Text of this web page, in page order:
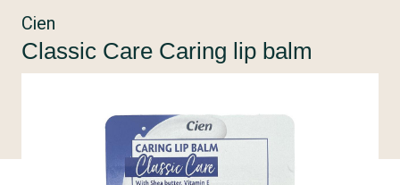
Cien
Classic Care Caring lip balm